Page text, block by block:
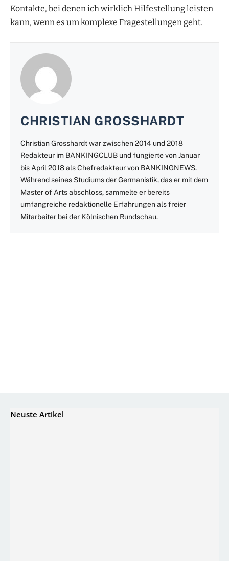
Kontakte, bei denen ich wirklich Hilfestellung leisten
kann, wenn es um komplexe Fragestellungen geht.
CHRISTIAN GROSSHARDT
Christian Grosshardt war zwischen 2014 und 2018
Redakteur im BANKINGCLUB und fungierte von Januar
bis April 2018 als Chefredakteur von BANKINGNEWS.
Während seines Studiums der Germanistik, das er mit dem
Master of Arts abschloss, sammelte er bereits
umfangreiche redaktionelle Erfahrungen als freier
Mitarbeiter bei der Kölnischen Rundschau.
Neuste Artikel